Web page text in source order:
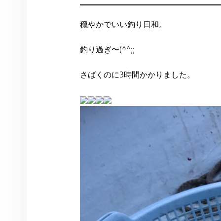
穏やかでいい釣り日和。
釣り過ぎ〜(^^;;
さばくのに3時間かかりました。